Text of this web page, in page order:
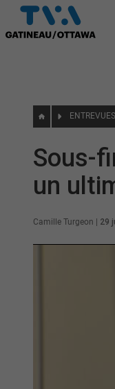
ENTREVUES
Sous-
un
Camille Turgeon 29